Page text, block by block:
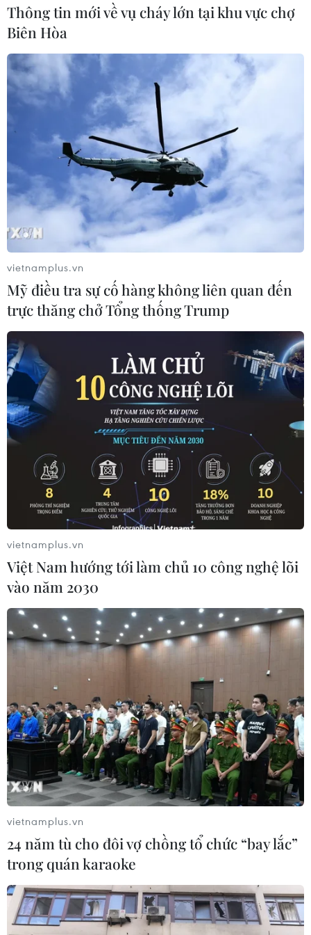
TIN CÙNG CHUYÊN MỤC
tầng năng lượng khu vực nếu bị tấn
công
06/08/2026 04:37
Iran và Oman đạt thỏa thuận về
tuyến vận tải qua eo biển Hormuz
Từ hạt nhân đến eo biển
Hormuz: Đòn bẩy chiến lược mới của
Iran
06/08/2026 04:36
Thông tin mới về vụ cháy lớn tại khu vực chợ
Biên Hòa
vietnamplus.vn
Mỹ điều tra sự cố hàng không liên quan đến
trực thăng chở Tổng thống Trump
vietnamplus.vn
Việt Nam hướng tới làm chủ 10 công nghệ lõi
vào năm 2030
vietnamplus.vn
24 năm tù cho đôi vợ chồng tổ chức “bay lắc”
trong quán karaoke